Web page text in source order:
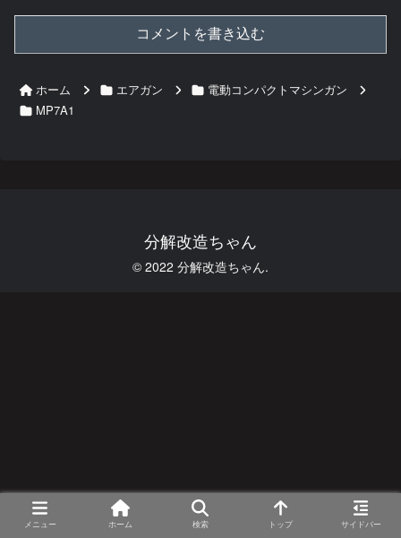
コメントを書き込む
ホーム エアガン
電動コンパクトマシンガン
MP7A1
分解改造ちゃん
© 2022 分解改造ちゃん.
メニュー ホーム 検索 トップ サイドバー